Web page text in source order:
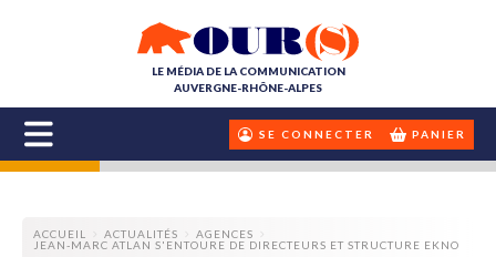
LE MÉDIA DE LA COMMUNICATION
AUVERGNE-RHÔNE-ALPES
SE CONNECTER PANIER
ACCUEIL ACTUALITÉS
AGENCES
JEAN-MARC ATLAN S'ENTOURE DE DIRECTEURS ET STRUCTURE EKNO